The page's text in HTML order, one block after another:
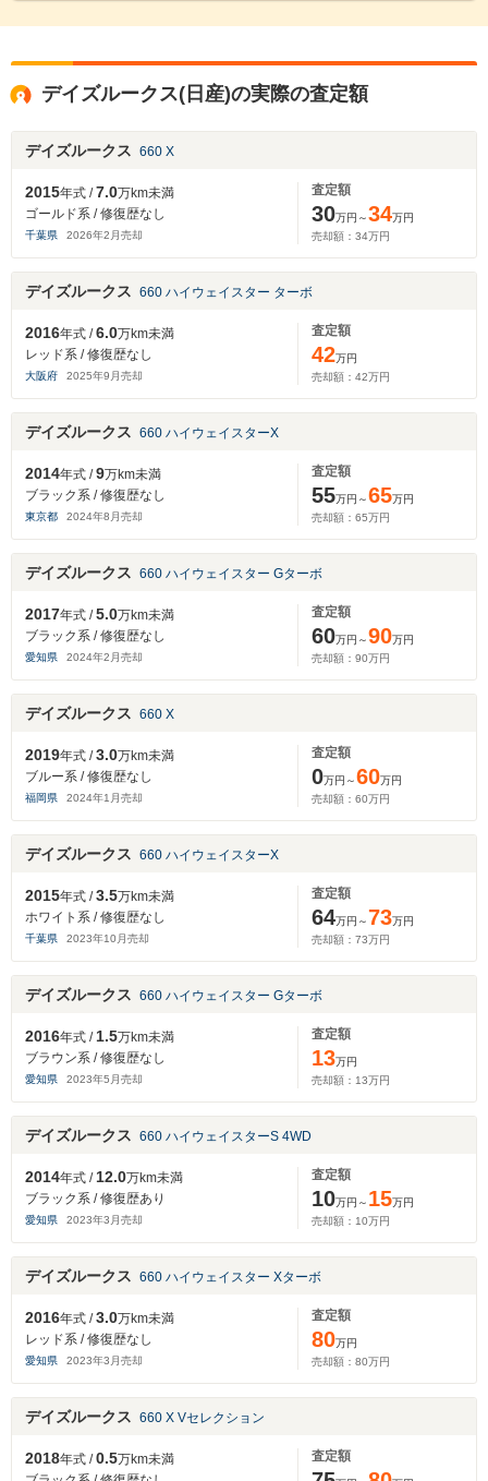
デイズルークス(日産)の実際の査定額
デイズルークス 660 X
2015年式 /7.0万km未満
ゴールド系 / 修復歴なし
千葉県 2026年2 月売却
査定額
30万円～34万円
売却額： 34万円
デイズルークス 660 ハイウェイスター ターボ
2016年式 /6.0万km未満
レッド系 / 修復歴なし
大阪府 2025年9 月売却
査定額
42万円
売却額： 42万円
デイズルークス 660 ハイウェイスターX
2014年式 /9万km未満
ブラック系 / 修復歴なし
東京都 2024年8 月売却
査定額
55万円～65万円
売却額： 65万円
デイズルークス 660 ハイウェイスター Gターボ
2017年式 /5.0万km未満
ブラック系 / 修復歴なし
愛知県 2024年2 月売却
査定額
60万円～90万円
売却額： 90万円
デイズルークス 660 X
2019年式 /3.0万km未満
ブルー系 / 修復歴なし
福岡県 2024年1 月売却
査定額
0万円～60万円
売却額： 60万円
デイズルークス 660 ハイウェイスターX
2015年式 /3.5万km未満
ホワイト系 / 修復歴なし
千葉県 2023年10 月売却
査定額
64万円～73万円
売却額： 73万円
デイズルークス 660 ハイウェイスター Gターボ
2016年式 /1.5万km未満
ブラウン系 / 修復歴なし
愛知県 2023年5 月売却
査定額
13万円
売却額： 13万円
デイズルークス 660 ハイウェイスターS 4WD
2014年式 /12.0万km未満
ブラック系 / 修復歴あり
愛知県 2023年3 月売却
査定額
10万円～ 15万円
売却額： 10万円
デイズルークス 660 ハイウェイスター Xターボ
2016年式 /3.0万km未満
レッド系 / 修復歴なし
愛知県 2023年3 月売却
査定額
80万円
売却額： 80万円
デイズルークス 660 X Vセレクション
2018年式 /0.5万km未満
査定額